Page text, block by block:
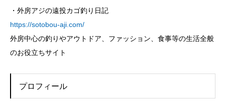
・外房アジの遠投カゴ釣り日記
https://sotobou-aji.com/
外房中心の釣りやアウトドア、ファッション、食事等の生活全般
のお役立ちサイト
プロフィール